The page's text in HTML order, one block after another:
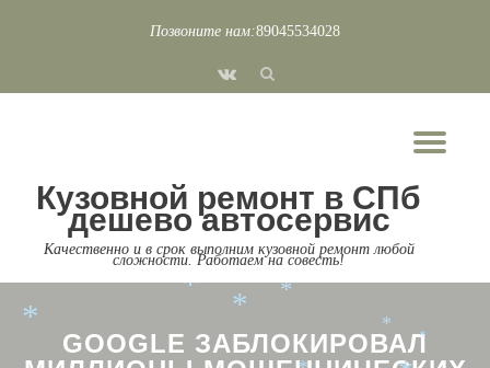
Позвоните нам:89045534028
fa-
Кузовной ремонт в СПб
дешево автосервис
Качественно и в срок выполним кузовной ремонт любой
сложности. Работаем на совесть!
GOOGLE ЗАБЛОКИРОВАЛ
*
*
*
*
*
*
*
*
*
*
*
*
*
*
*